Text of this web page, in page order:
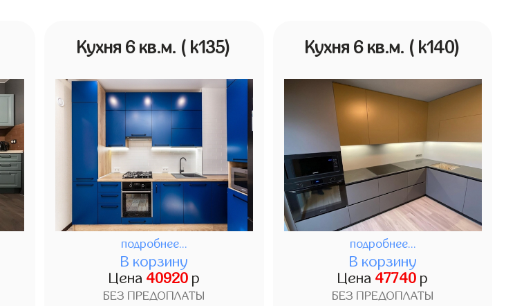
Кухня 6 кв.м. ( k135)
подробнее...
В корзину
Цена 40920р
БЕЗ ПРЕДОПЛАТЫ
Кухня 6 кв.м. ( k140)
подробнее...
В корзину
Цена 47740 р
БЕЗ ПРЕДОПЛАТЫ